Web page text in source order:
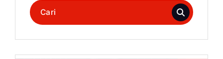
Pencarian
untuk: